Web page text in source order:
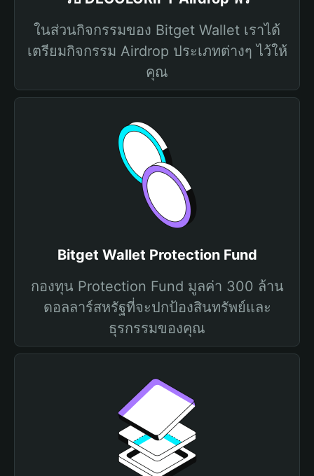
ในส่วนกิจกรรมของ Bitget Wallet เราได้
เตรียมกิจกรรม Airdrop ประเภทต่างๆ ไว้ให้
คุณ
Bitget Wallet Protection Fund
กองทุน Protection Fund มูลค่า 300 ล้าน
ดอลลาร์สหรัฐที่จะปกป้องสินทรัพย์และ
ธุรกรรมของคุณ